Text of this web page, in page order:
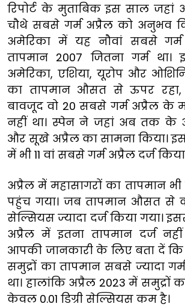
रिपोर्ट के मुताबिक इस साल जहां
चौथे सबसे गर्म अप्रैल को अनुभव
अमेरिका में यह नौवां सबसे
तापमान 2007 जितना गर्म था।
अमेरिका, एशिया, यूरोप और
का तापमान औसत से ऊपर रहा,
बावजूद वो 20 सबसे गर्म अप्रैल के
नहीं था। स्पेन ने जहां अब तक के
और सूखे अप्रैल का सामना किया।
में भी 11 वां सबसे गर्म अप्रैल दर्ज
अप्रैल में महासागरों का तापमान
पहुंच गया। जब तापमान औसत से
सेल्सियस ज्यादा दर्ज किया गया।
अप्रैल में इतना तापमान दर्ज
आपकी जानकारी के लिए बता दें कि
समुद्रों का तापमान सबसे ज्यादा
था। हालांकि अप्रैल 2023 में समुद्रों
केवल 0.01 डिग्री सेल्सियस कम है।